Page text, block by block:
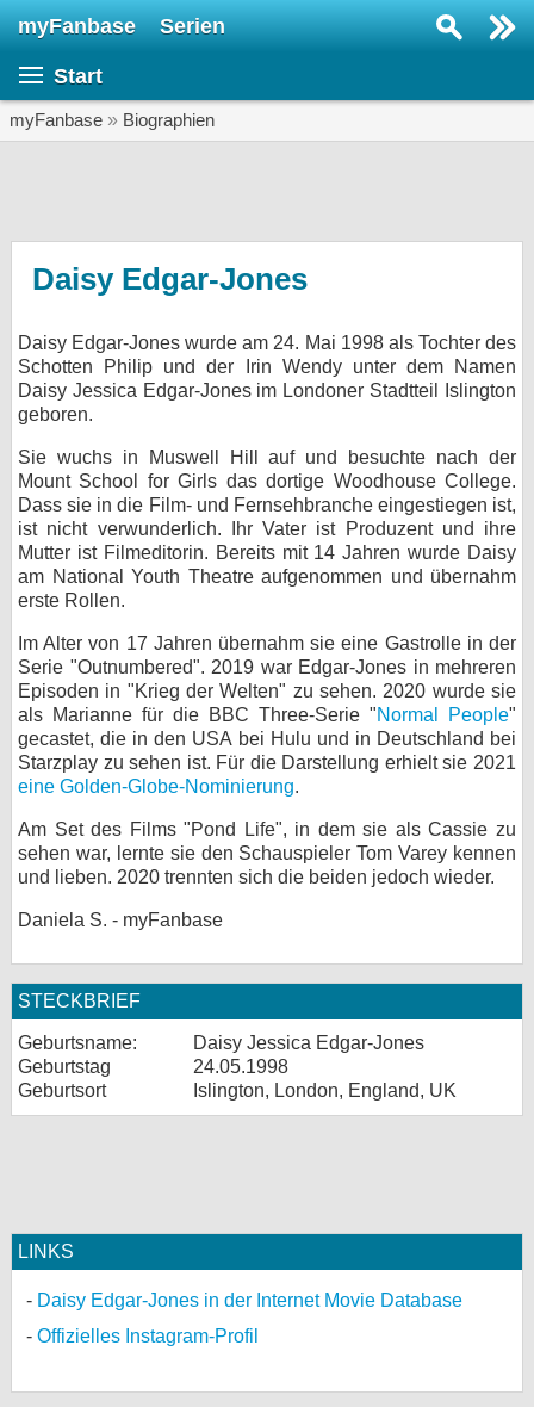
myFanbase Serien
Start
myFanbase » Biographien
Daisy Edgar-Jones
Daisy Edgar-Jones wurde am 24. Mai 1998 als Tochter des
Schotten Philip und der Irin Wendy unter dem Namen
Daisy Jessica Edgar-Jones im Londoner Stadtteil Islington
geboren.
Sie wuchs in Muswell Hill auf und besuchte nach der
Mount School for Girls das dortige Woodhouse College.
Dass sie in die Film- und Fernsehbranche eingestiegen ist,
ist nicht verwunderlich. Ihr Vater ist Produzent und ihre
Mutter ist Filmeditorin. Bereits mit 14 Jahren wurde Daisy
am National Youth Theatre aufgenommen und übernahm
erste Rollen.
Im Alter von 17 Jahren übernahm sie eine Gastrolle in der
Serie "Outnumbered". 2019 war Edgar-Jones in mehreren
Episoden in "Krieg der Welten" zu sehen. 2020 wurde sie
als Marianne für die BBC Three-Serie "Normal People"
gecastet, die in den USA bei Hulu und in Deutschland bei
Starzplay zu sehen ist. Für die Darstellung erhielt sie 2021
eine Golden-Globe-Nominierung.
Am Set des Films "Pond Life", in dem sie als Cassie zu
sehen war, lernte sie den Schauspieler Tom Varey kennen
und lieben. 2020 trennten sich die beiden jedoch wieder.
Daniela S. - myFanbase
STECKBRIEF
Geburtsname:
Daisy Jessica Edgar-Jones
Geburtstag
24.05.1998
Geburtsort
Islington, London, England, UK
LINKS
Daisy Edgar-Jones in der Internet Movie Database
Offizielles Instagram-Profil
KULTUR
Specials
Gewinnspiele
Forum
bei X
Kontakt
Nutzungsbedingungen
Datenschutz
Cookie-Einstellungen